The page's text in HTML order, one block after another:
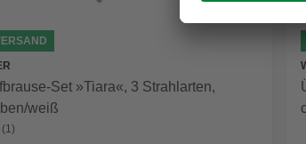
Set »Tiara«, 3 Strahlarten,
weiß
(1)